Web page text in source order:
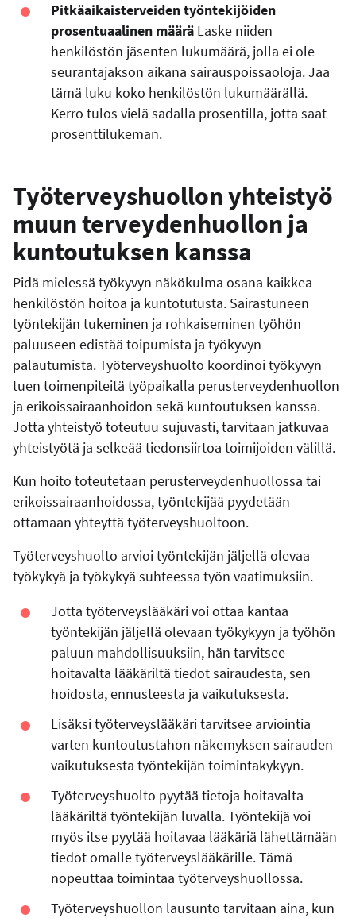
Pitkäaikaisterveiden työntekijöiden
prosentuaalinen määrä Laske niiden
henkilöstön jäsenten lukumäärä, jolla ei ole
seurantajakson aikana sairauspoissaoloja. Jaa
tämä luku koko henkilöstön lukumäärällä.
Kerro tulos vielä sadalla prosentilla, jotta saat
prosenttilukeman.
Työterveyshuollon yhteistyö
muun terveydenhuollon ja
kuntoutuksen kanssa
Pidä mielessä työkyvyn näkökulma osana kaikkea
henkilöstön hoitoa ja kuntotutusta. Sairastuneen
työntekijän tukeminen ja rohkaiseminen työhön
paluuseen edistää toipumista ja työkyvyn
palautumista. Työterveyshuolto koordinoi työkyvyn
tuen toimenpiteitä työpaikalla perusterveydenhuollon
ja erikoissairaanhoidon sekä kuntoutuksen kanssa.
Jotta yhteistyö toteutuu sujuvasti, tarvitaan jatkuvaa
yhteistyötä ja selkeää tiedonsiirtoa toimijoiden välillä.
Kun hoito toteutetaan perusterveydenhuollossa tai
erikoissairaanhoidossa, työntekijää pyydetään
ottamaan yhteyttä työterveyshuoltoon.
Työterveyshuolto arvioi työntekijän jäljellä olevaa
työkykyä ja työkykyä suhteessa työn vaatimuksiin.
Jotta työterveyslääkäri voi ottaa kantaa
työntekijän jäljellä olevaan työkykyyn ja työhön
paluun mahdollisuuksiin, hän tarvitsee
hoitavalta lääkäriltä tiedot sairaudesta, sen
hoidosta, ennusteesta ja vaikutuksesta.
Lisäksi työterveyslääkäri tarvitsee arviointia
varten kuntoutustahon näkemyksen sairauden
vaikutuksesta työntekijän toimintakykyyn.
Työterveyshuolto pyytää tietoja hoitavalta
lääkäriltä työntekijän luvalla. Työntekijä voi
myös itse pyytää hoitavaa lääkäriä lähettämään
tiedot omalle työterveyslääkärille. Tämä
nopeuttaa toimintaa työterveyshuollossa.
Työterveyshuollon lausunto tarvitaan aina, kun